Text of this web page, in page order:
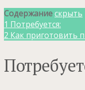
Содержаниескрыть
1 Потребуется:
2 Как приготовить